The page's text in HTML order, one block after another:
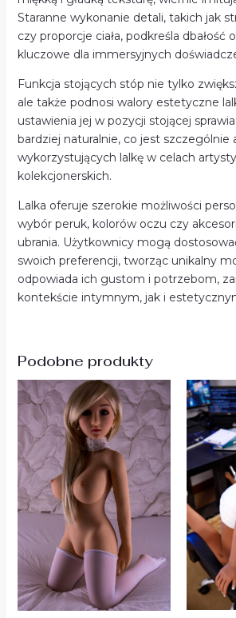
Staranne wykonanie detali, takich jak
czy proporcje ciała, podkreśla dbałość
kluczowe dla immersyjnych
Funkcja stojących stóp nie tylko
ale także podnosi walory estetyczne
ustawienia jej w pozycji stojącej
bardziej naturalnie, co jest szczególnie
wykorzystujących lalkę w celach
kolekcjonerskich.
Lalka oferuje szerokie możliwości
wybór peruk, kolorów oczu czy
ubrania. Użytkownicy mogą
swoich preferencji, tworząc unikalny
odpowiada ich gustom i potrzebom,
kontekście intymnym, jak i
Podobne produkty